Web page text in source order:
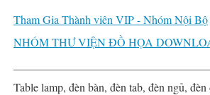
Tham Gia Thành viên VIP - Nhóm Nội Bộ
NHÓM THƯ VIỆN ĐỒ HỌA
Table lamp, đèn bàn, đèn tab, đèn ngủ,